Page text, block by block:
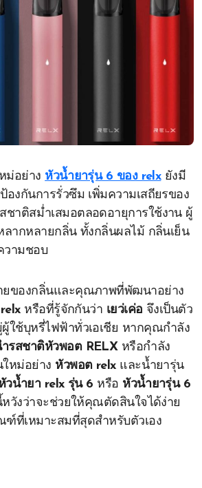
ม่อย่าง หัวน้ำยารุ่น 6 ของ relxยังมี
องกันการรั่วซึม เพิ่มความเสถียรของ
ชาติสม่ำเสมอตลอดอายุการใช้งาน ผู้
ลากหลายกลิ่น ทั้งกลิ่นผลไม้ กลิ่นเย็น
วามชอบ
ยของกลิ่นและคุณภาพที่พัฒนาอย่าง
relxหรือที่รู้จักกันว่า เยว่เค่อ จึงเป็นตัว
ใช้บุหรี่ไฟฟ้าทั่วเอเชีย หากคุณกำลัง
รสชาติหัวพอต RELXหรือกำลัง
หม่อย่าง หัวพอต relxและน้ำยารุ่น
วน้ำยา relx รุ่น 6 หรือ หัวน้ำยารุ่น 6
วังว่าจะช่วยให้คุณตัดสินใจได้ง่าย
ที่เหมาะสมที่สุดสำหรับตัวเอง